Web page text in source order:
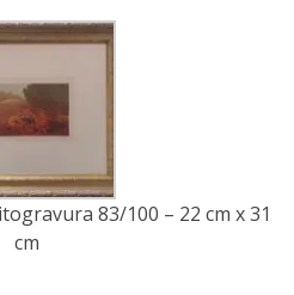
83/100 – 22 cm x 31
cm